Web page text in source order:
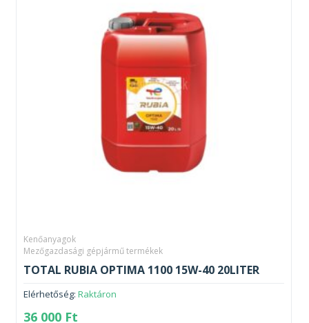
Kenőanyagok
Mezőgazdasági gépjármű termékek
TOTAL RUBIA OPTIMA 1100 15W-40 20LITER
Elérhetőség: Raktáron
36 000 Ft